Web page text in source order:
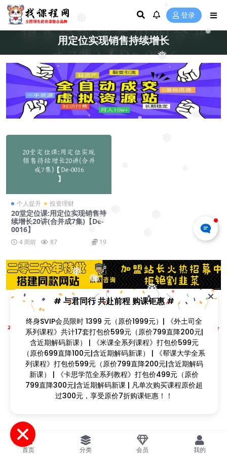
❅
❅
❅
❅
❅
❅
❅
❅
❅
❅
❅
❅
❅
❅
❅
❅
❅
❅
❅
登录
用定位实现销售持续增长
个人提升 投资理财
20堂定位课:用定位实现销售持
续增长20讲(合并成7集)【De-
0016】
4 周前 87 19
Copyright © 2023找课程网- All rights reserved
本站支持课程资源互换，优质课程资源互换请联系微信在线客服：zkcw598 (备
注：课程互换)
闽ICP备2022077749号
首页 分类 会员 我的
# 与君同行 共赴前程 购课钜惠 #
终身SVIP会员限时 1399 元（原价1999元）| 《外土司全
系列课程》共计17套打包价599元（原价799直降200元|
含近期解码新课） | 《米课全系列课程》打包价599元
（原价699直降100元|含近期解码新课） | 《帮课大学全系
列课程》打包价599元（原价799直降200元|含近期解码
新课） | 《卡思学范全系列教程》打包价499元（原价
799直降300元|含近期解码新课 | 凡单次购买课程原价超
过300元，享受原价7折购课钜惠！！